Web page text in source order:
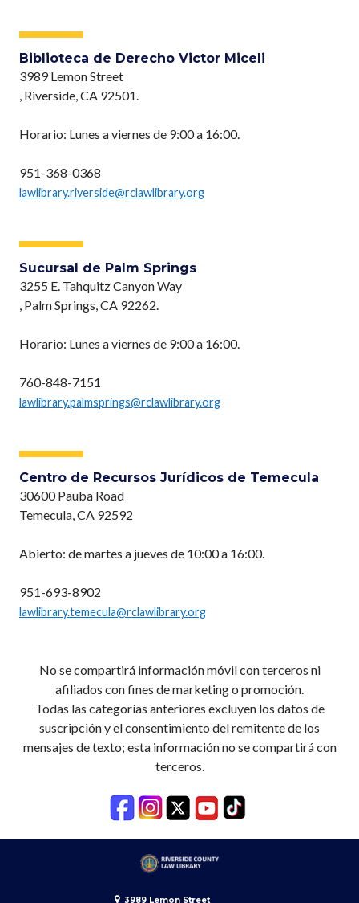
Biblioteca de Derecho Victor Miceli
3989 Lemon Street
, Riverside, CA 92501.
Horario: Lunes a viernes de 9:00 a 16:00.
951-368-0368
lawlibrary.riverside@rclawlibrary.org
Sucursal de Palm Springs
3255 E. Tahquitz Canyon Way
, Palm Springs, CA 92262.
Horario: Lunes a viernes de 9:00 a 16:00.
760-848-7151
lawlibrary.palmsprings@rclawlibrary.org
Centro de Recursos Jurídicos de Temecula
30600 Pauba Road
Temecula, CA 92592
Abierto: de martes a jueves de 10:00 a 16:00.
951-693-8902
lawlibrary.temecula@rclawlibrary.org
No se compartirá información móvil con terceros ni
afiliados con fines de marketing o promoción.
Todas las categorías anteriores excluyen los datos de
suscripción y el consentimiento del remitente de los
mensajes de texto; esta información no se compartirá con
terceros.
3989 Lemon Street